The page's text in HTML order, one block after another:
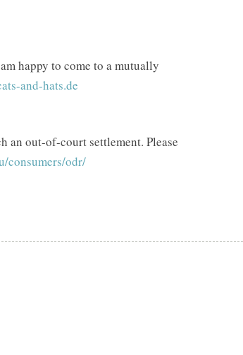
happy to come to a mutually
and-hats.de
an out-of-court settlement. Please
consumers/odr/